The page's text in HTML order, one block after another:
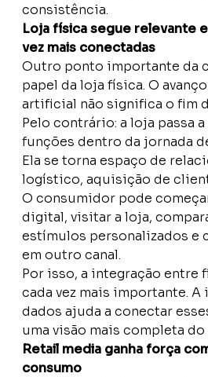
consistência.
Loja física segue relevante
vez mais conectadas
Outro ponto importante da
papel da loja física. O
artificial não significa o fim
Pelo contrário: a loja passa
funções dentro da jornada
Ela se torna espaço de
logístico, aquisição de
O consumidor pode
digital, visitar a loja,
estímulos personalizados e
em outro canal.
Por isso, a integração entre
cada vez mais importante.
dados ajuda a conectar
uma visão mais completa do
Retail media ganha força
consumo